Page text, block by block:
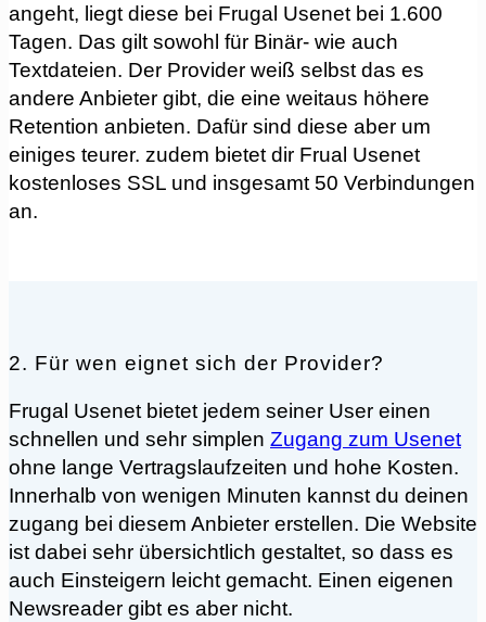
angeht, liegt diese bei Frugal Usenet bei 1.600
Tagen. Das gilt sowohl für Binär- wie auch
Textdateien. Der Provider weiß selbst das es
andere Anbieter gibt, die eine weitaus höhere
Retention anbieten. Dafür sind diese aber um
einiges teurer. zudem bietet dir Frual Usenet
kostenloses SSL und insgesamt 50 Verbindungen
an.
2. Für wen eignet sich der Provider?
Frugal Usenet bietet jedem seiner User einen
schnellen und sehr simplen Zugang zum Usenet
ohne lange Vertragslaufzeiten und hohe Kosten.
Innerhalb von wenigen Minuten kannst du deinen
zugang bei diesem Anbieter erstellen. Die Website
ist dabei sehr übersichtlich gestaltet, so dass es
auch Einsteigern leicht gemacht. Einen eigenen
Newsreader gibt es aber nicht.